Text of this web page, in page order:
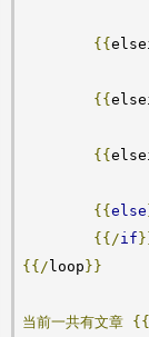
{{
{{
{{
{{ else
{{/if
{{/ loop }}
当前一共有文章 {{